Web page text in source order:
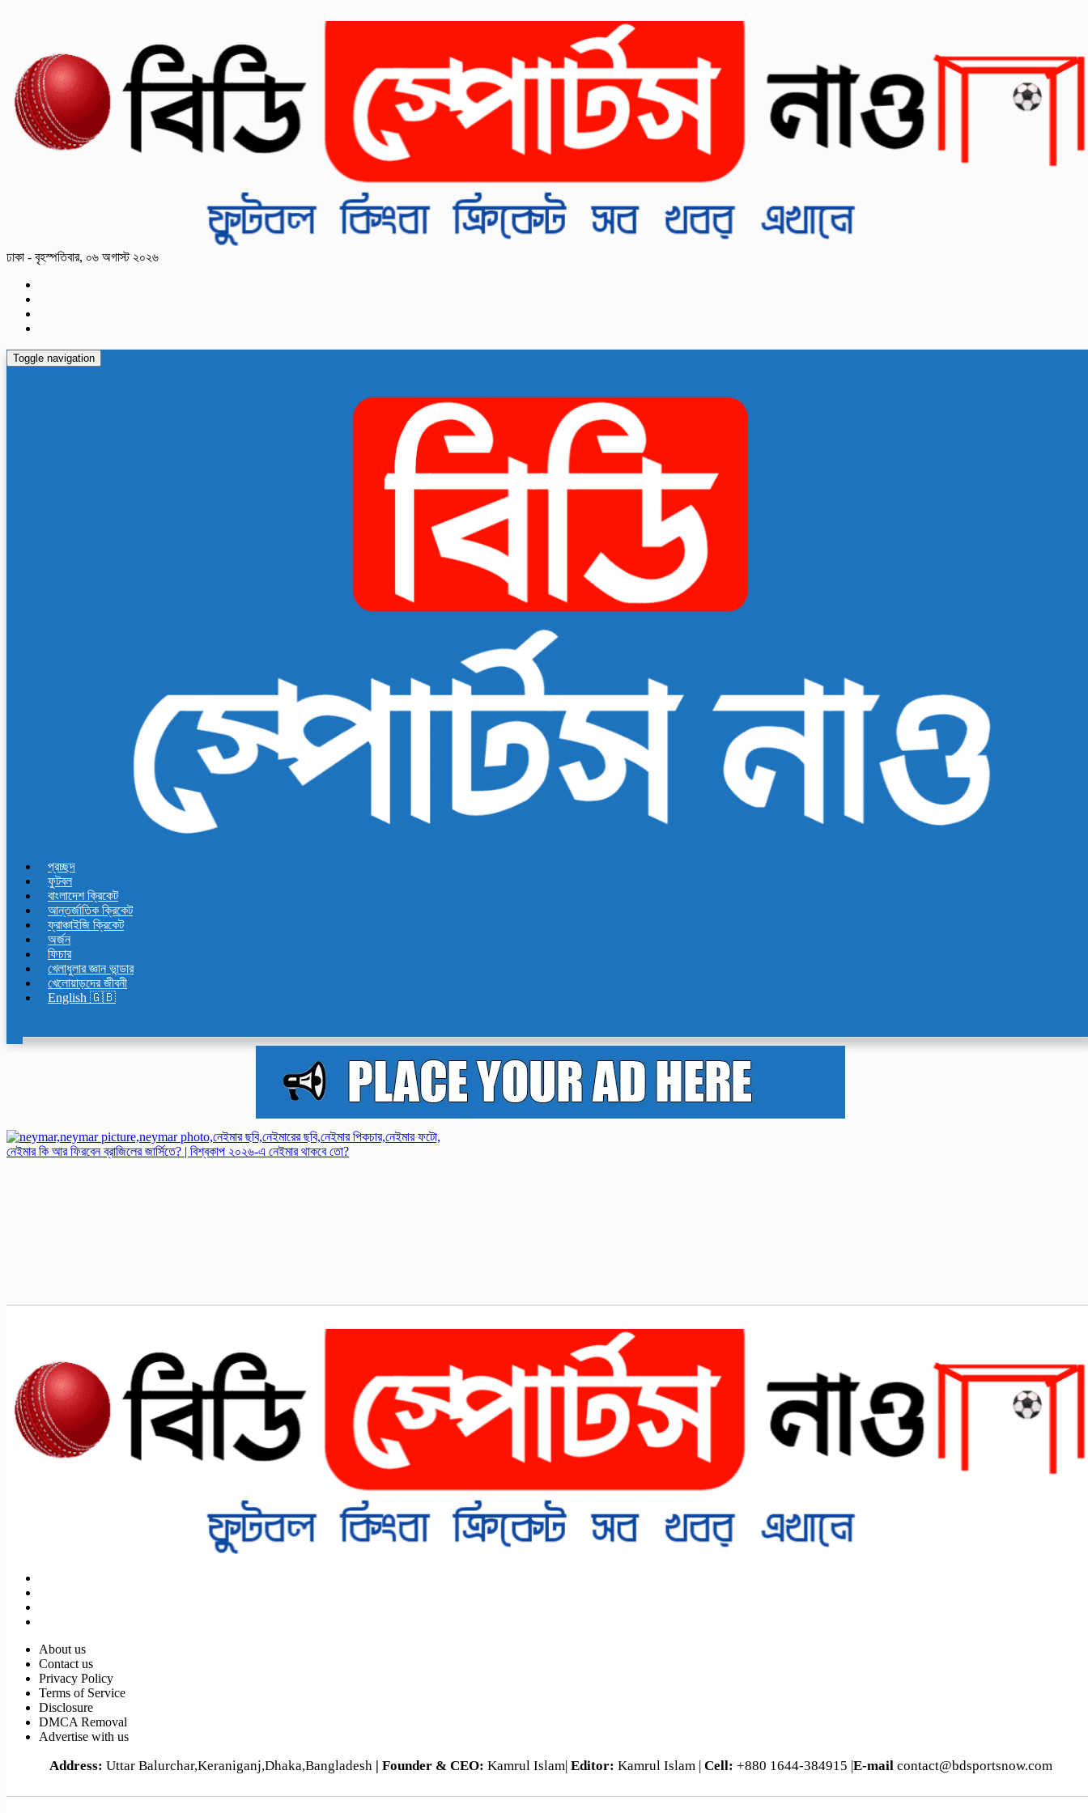
ঢাকা - বৃহস্পতিবার, ০৬ অগাস্ট ২০২৬
Toggle navigation
প্রচ্ছদ
ফুটবল
বাংলাদেশ ক্রিকেট
আন্তর্জাতিক ক্রিকেট
ফ্রাঞ্চাইজি ক্রিকেট
অর্জন
ফিচার
খেলাধুলার জ্ঞান ভান্ডার
খেলোয়াড়দের জীবনী
English 🇬🇧
নেইমার কি আর ফিরবেন ব্রাজিলের জার্সিতে? | বিশ্বকাপ ২০২৬-এ নেইমার থাকবে তো?
About us
Contact us
Privacy Policy
Terms of Service
Disclosure
DMCA Removal
Advertise with us
Address: Uttar Balurchar,Keraniganj,Dhaka,Bangladesh | Founder & CEO: Kamrul Islam| Editor: Kamrul Islam | Cell: +880 1644-384915 |E-mail contact@bdsportsnow.com